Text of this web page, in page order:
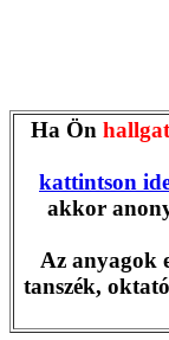
Ha Ön
kattintson
akkor
Az anyagok
tanszék,